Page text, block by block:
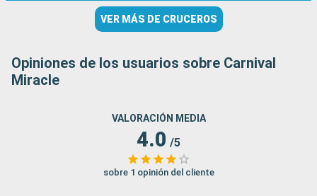
VER MÁS DE CRUCEROS
Opiniones de los usuarios sobre Carnival
Miracle
VALORACIÓN MEDIA
4.0 /5
sobre 1 opinión del cliente